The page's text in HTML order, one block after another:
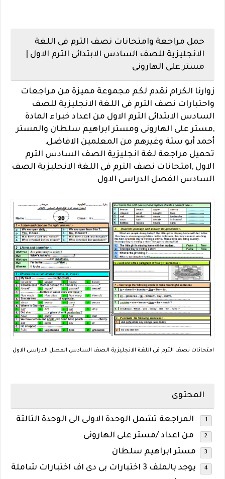
حمل مراجعة وامتحانات نصف الترم فى اللغة
الانجليزية للصف السادس الابتدائى الترم الاول |
مستر على الهارونى
زوارنا الكرام نقدم لكم مجموعة مميزة من مراجعات
واحتبارات نصف الترم فى اللغة الانجليزية للصف
السادس الابتدائى الترم الاول من اعداد خبراء المادة
,مستر على الهارونى ومستر ابراهيم سلطان والمستر
أحمد أبو ستة وغيرهم من المعلمين الافاضل,
تحميل مراجعة لغة انجليزية الصف السادس الترم
الاول ,امتحانات نصف الترم فى اللغة الانجليزية الصف
السادس الفصل الدراسى الاول
امتحانات نصف الترم فى اللغة الانجليزية الصف السادس الفصل الدراسى الاول
المحتوى
المراجعة تشمل الوحدة الاولى الى الوحدة الثالثة
من اعداد /مستر على الهارونى
مستر ابراهيم سلطان
يوجد بالملف 3 اختبارات بى دى اف اختبارات شاملة